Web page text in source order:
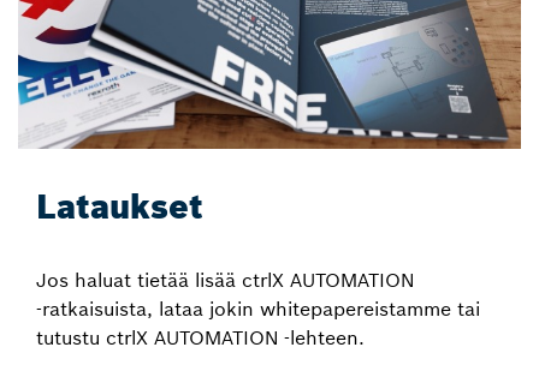
Lataukset
Jos haluat tietää lisää ctrlX AUTOMATION
‑ratkaisuista, lataa jokin whitepapereistamme tai
tutustu ctrlX AUTOMATION ‑lehteen.